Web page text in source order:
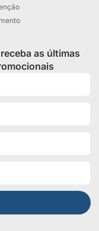
Drystar DT